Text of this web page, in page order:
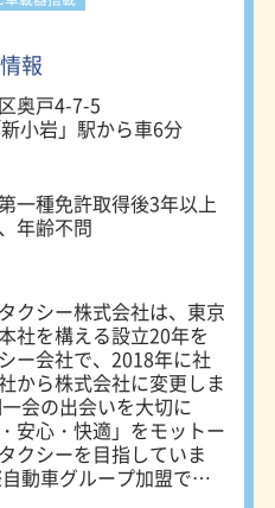
報
奥戸4-7-5
小岩」駅から車6分
一種免許取得後3年以上
年齢不問
クシー株式会社は、東京
社を構える設立20年を
ー会社で、2018年に社
から株式会社に変更しま
会の出会いを大切に
安心・快適」をモットー
クシーを目指していま